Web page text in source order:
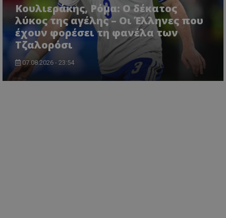
Κουλιεράκης, Ρόμα: Ο δέκατος
λύκος της αγέλης – Οι Έλληνες που
έχουν φορέσει τη φανέλα των
Τζαλορόσι
07.08.2026 - 23:54